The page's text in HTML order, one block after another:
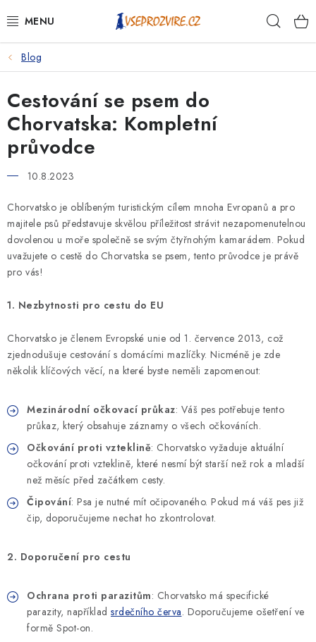
na
PSI
KOČKY
KONĚ
ANTIPARAZITIKA
PRO CHOVATELE
NA NEMOCI
KRÁLÍCI/HLODAVCI/PTÁCI
ZNAČKY
Podmínky ochrany osobních údajů
Blog
Cestování se psem do
Chorvatska: Kompletní
průvodce
10.8.2023
Chorvatsko je oblíbeným turistickým cílem mnoha Evropanů a pro
majitele psů představuje skvělou příležitost strávit nezapomenutelnou
dovolenou u moře společně se svým čtyřnohým kamarádem. Pokud
uvažujete o cestě do Chorvatska se psem, tento průvodce je právě
pro vás!
1. Nezbytnosti pro cestu do EU
Chorvatsko je členem Evropské unie od 1. července 2013, což
zjednodušuje cestování s domácími mazlíčky. Nicméně je zde
několik klíčových věcí, na které byste neměli zapomenout:
Mezinárodní očkovací průkaz: Váš pes potřebuje tento
průkaz, který obsahuje záznamy o všech očkováních.
Očkování proti vzteklině: Chorvatsko vyžaduje aktuální
očkování proti vzteklině, které nesmí být starší než rok a mladší
než měsíc před začátkem cesty.
Čipování: Psa je nutné mít očipovaného. Pokud má váš pes již
čip, doporučujeme nechat ho zkontrolovat.
2. Doporučení pro cestu
Ochrana proti parazitům: Chorvatsko má specifické
parazity, například srdečního červa. Doporučujeme ošetření ve
formě Spot-on.